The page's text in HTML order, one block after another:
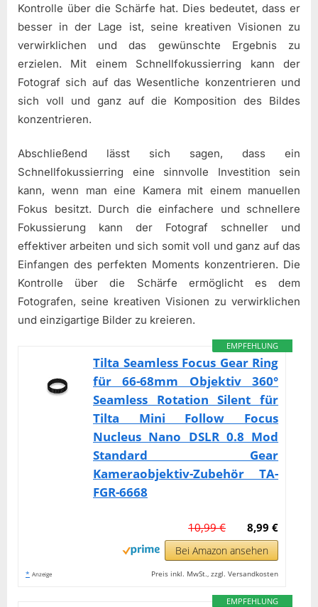
Kontrolle über die Schärfe hat. Dies bedeutet, dass er
besser in der Lage ist, seine kreativen Visionen zu
verwirklichen und das gewünschte Ergebnis zu
erzielen. Mit einem Schnellfokussierring kann der
Fotograf sich auf das Wesentliche konzentrieren und
sich voll und ganz auf die Komposition des Bildes
konzentrieren.
Abschließend lässt sich sagen, dass ein
Schnellfokussierring eine sinnvolle Investition sein
kann, wenn man eine Kamera mit einem manuellen
Fokus besitzt. Durch die einfachere und schnellere
Fokussierung kann der Fotograf schneller und
effektiver arbeiten und sich somit voll und ganz auf das
Einfangen des perfekten Moments konzentrieren. Die
Kontrolle über die Schärfe ermöglicht es dem
Fotografen, seine kreativen Visionen zu verwirklichen
und einzigartige Bilder zu kreieren.
EMPFEHLUNG
Tilta Seamless Focus Gear Ring
für 66-68mm Objektiv 360°
Seamless Rotation Silent für
Tilta Mini Follow Focus
Nucleus Nano DSLR 0.8 Mod
Standard Gear
Kameraobjektiv-Zubehör TA-
FGR-6668
8,99 €
10,99 €
Bei Amazon ansehen
* Anzeige Preis inkl. MwSt., zzgl. Versandkosten
EMPFEHLUNG